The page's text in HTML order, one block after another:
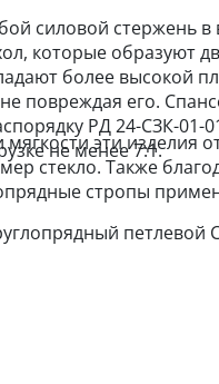
силовой стержень
которые образуют
более высокой
повреждая его.
РД 24-СЗК-
не менее 7:1.
мягкости эти
стекло. Также
стропы